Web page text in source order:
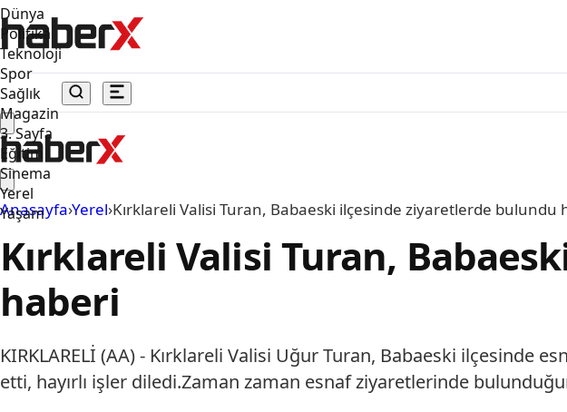
Dünya
Politika
Teknoloji
Spor
Sağlık
Magazin
3. Sayfa
Eğitim
Sinema
Yerel
Yaşam
Anasayfa›Yerel›Kırklareli Valisi Turan, Babaeski ilçesinde ziyaretlerde bulundu
Kırklareli Valisi Turan,
haberi
KIRKLARELİ (AA) - Kırklareli Valisi Uğur Turan, Babaeski ilçesinde
etti, hayırlı işler diledi.Zaman zaman esnaf ziyaretlerinde